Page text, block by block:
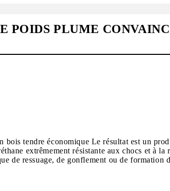
POIDS PLUME
tendre économique Le résultat est un
extrêmement résistante aux chocs et à
de ressuage, de gonflement ou de